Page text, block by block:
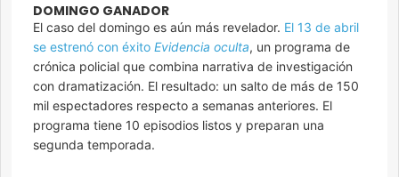
DOMINGO GANADOR
El caso del domingo es aún más revelador. El 13 de abril
se estrenó con éxito Evidencia oculta, un programa de
crónica policial que combina narrativa de investigación
con dramatización. El resultado: un salto de más de 150
mil espectadores respecto a semanas anteriores. El
programa tiene 10 episodios listos y preparan una
segunda temporada.